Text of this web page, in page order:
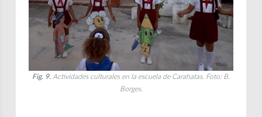
Fig. 9. Actividades culturales en la escuela de Carahatas. Foto: B.
Borges.